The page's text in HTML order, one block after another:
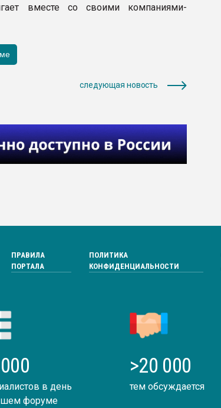
вместе со своими компаниями-
следующая новость
ПРАВИЛА
ПОРТАЛА
ПОЛИТИКА
КОНФИДЕНЦИАЛЬНОСТИ
в день
форуме
>20 000
тем обсуждается